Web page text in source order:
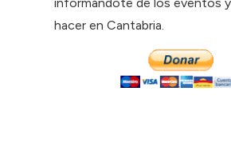
hacer en Cantabria.